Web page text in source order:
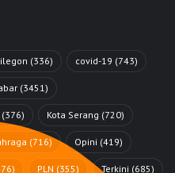
(336) covid-19 (743)
(3451)
(376) Kota Serang (720)
(716) Opini (419)
PLN (355) Terkini (685)